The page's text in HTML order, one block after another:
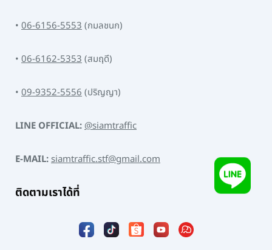
• 06-6156-5553(กมลชนก)
• 06-6162-5353(สมฤดี)
• 09-9352-5556(ปริญญา)
LINE OFFICIAL:@siamtraffic
E-MAIL:siamtraffic.stf@gmail.com
ติดตามเราได้ที่